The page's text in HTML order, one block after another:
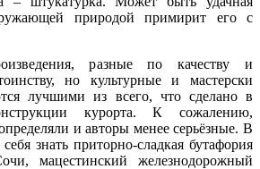
природой примирит его с
разные по качеству и
но культурные и мастерски
лучшими из всего, что сделано в
курорта. К сожалению,
и авторы менее серьёзные. В
знать приторно-сладкая бутафория
мацестинский железнодорожный